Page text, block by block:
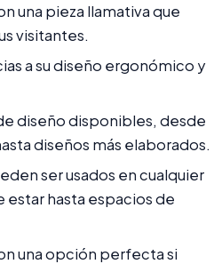
una pieza llamativa que
visitantes.
a su diseño ergonómico y
diseño disponibles, desde
diseños más elaborados.
ser usados en cualquier
estar hasta espacios de
una opción perfecta si